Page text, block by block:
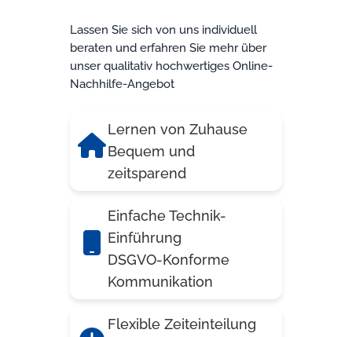
Lassen Sie sich von uns individuell
beraten und erfahren Sie mehr über
unser qualitativ hochwertiges Online-
Nachhilfe-Angebot
Lernen von Zuhause
Bequem und
zeitsparend
Einfache Technik-
Einführung
DSGVO-Konforme
Kommunikation
Flexible Zeiteinteilung